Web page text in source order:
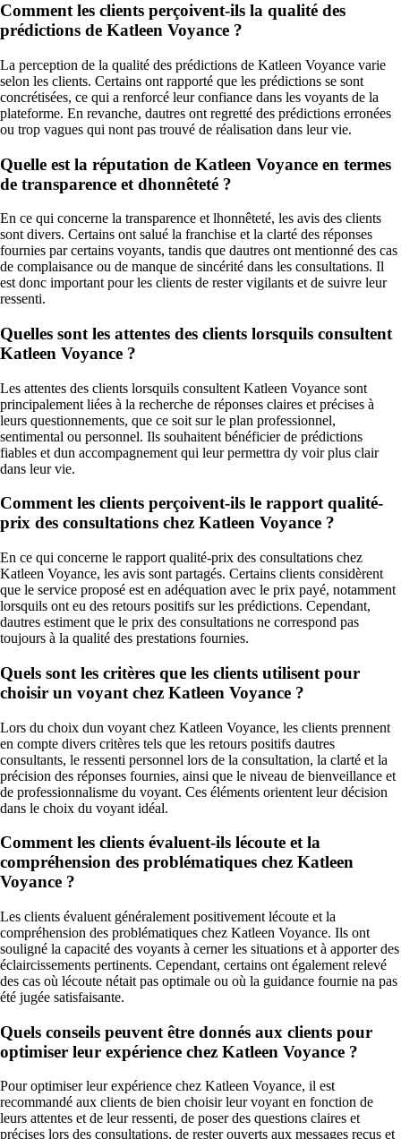
Comment les clients perçoivent-ils la qualité des
prédictions de Katleen Voyance ?
La perception de la qualité des prédictions de Katleen Voyance varie
selon les clients. Certains ont rapporté que les prédictions se sont
concrétisées, ce qui a renforcé leur confiance dans les voyants de la
plateforme. En revanche, dautres ont regretté des prédictions erronées
ou trop vagues qui nont pas trouvé de réalisation dans leur vie.
Quelle est la réputation de Katleen Voyance en termes
de transparence et dhonnêteté ?
En ce qui concerne la transparence et lhonnêteté, les avis des clients
sont divers. Certains ont salué la franchise et la clarté des réponses
fournies par certains voyants, tandis que dautres ont mentionné des cas
de complaisance ou de manque de sincérité dans les consultations. Il
est donc important pour les clients de rester vigilants et de suivre leur
ressenti.
Quelles sont les attentes des clients lorsquils consultent
Katleen Voyance ?
Les attentes des clients lorsquils consultent Katleen Voyance sont
principalement liées à la recherche de réponses claires et précises à
leurs questionnements, que ce soit sur le plan professionnel,
sentimental ou personnel. Ils souhaitent bénéficier de prédictions
fiables et dun accompagnement qui leur permettra dy voir plus clair
dans leur vie.
Comment les clients perçoivent-ils le rapport qualité-
prix des consultations chez Katleen Voyance ?
En ce qui concerne le rapport qualité-prix des consultations chez
Katleen Voyance, les avis sont partagés. Certains clients considèrent
que le service proposé est en adéquation avec le prix payé, notamment
lorsquils ont eu des retours positifs sur les prédictions. Cependant,
dautres estiment que le prix des consultations ne correspond pas
toujours à la qualité des prestations fournies.
Quels sont les critères que les clients utilisent pour
choisir un voyant chez Katleen Voyance ?
Lors du choix dun voyant chez Katleen Voyance, les clients prennent
en compte divers critères tels que les retours positifs dautres
consultants, le ressenti personnel lors de la consultation, la clarté et la
précision des réponses fournies, ainsi que le niveau de bienveillance et
de professionnalisme du voyant. Ces éléments orientent leur décision
dans le choix du voyant idéal.
Comment les clients évaluent-ils lécoute et la
compréhension des problématiques chez Katleen
Voyance ?
Les clients évaluent généralement positivement lécoute et la
compréhension des problématiques chez Katleen Voyance. Ils ont
souligné la capacité des voyants à cerner les situations et à apporter des
éclaircissements pertinents. Cependant, certains ont également relevé
des cas où lécoute nétait pas optimale ou où la guidance fournie na pas
été jugée satisfaisante.
Quels conseils peuvent être donnés aux clients pour
optimiser leur expérience chez Katleen Voyance ?
Pour optimiser leur expérience chez Katleen Voyance, il est
recommandé aux clients de bien choisir leur voyant en fonction de
leurs attentes et de leur ressenti, de poser des questions claires et
précises lors des consultations, de rester ouverts aux messages reçus et